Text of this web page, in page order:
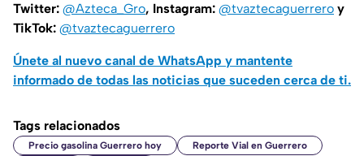
Twitter: @Azteca_Gro, Instagram: @tvaztecaguerrero y
TikTok: @tvaztecaguerrero
Únete al nuevo canal de WhatsApp y mantente
informado de todas las noticias que suceden cerca de ti.
Tags relacionados
Precio gasolina Guerrero hoy
Reporte Vial en Guerrero